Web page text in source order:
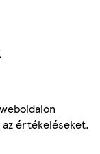
értékeléseket.